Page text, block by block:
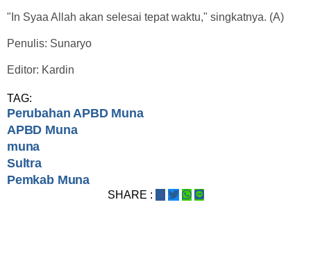
"In Syaa Allah akan selesai tepat waktu," singkatnya. (A)
Penulis: Sunaryo
Editor: Kardin
TAG:
Perubahan APBD Muna
APBD Muna
muna
Sultra
Pemkab Muna
SHARE :